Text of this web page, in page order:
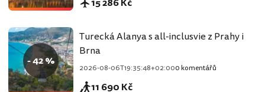
15 286 Kč
- 42 %
Turecká Alanya s all-inclusvie z Prahy i
Brna
2026-08-06T19:35:48+02:000 komentářů
11 690 Kč